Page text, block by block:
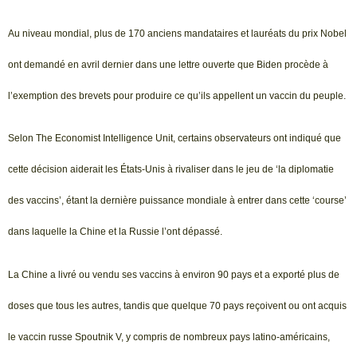
Au niveau mondial, plus de 170 anciens mandataires et lauréats du prix Nobel
ont demandé en avril dernier dans une lettre ouverte que Biden procède à
l’exemption des brevets pour produire ce qu’ils appellent un vaccin du peuple.
Selon The Economist Intelligence Unit, certains observateurs ont indiqué que
cette décision aiderait les États-Unis à rivaliser dans le jeu de ‘la diplomatie
des vaccins’, étant la dernière puissance mondiale à entrer dans cette ‘course’
dans laquelle la Chine et la Russie l’ont dépassé.
La Chine a livré ou vendu ses vaccins à environ 90 pays et a exporté plus de
doses que tous les autres, tandis que quelque 70 pays reçoivent ou ont acquis
le vaccin russe Spoutnik V, y compris de nombreux pays latino-américains,